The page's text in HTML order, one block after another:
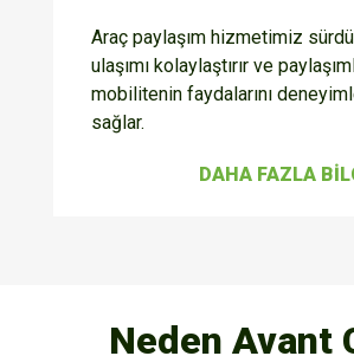
Araç paylaşım hizmetimiz
ulaşımı kolaylaştırır ve
mobilitenin faydalarını
sağlar.
DAHA FAZLA
Neden Avant